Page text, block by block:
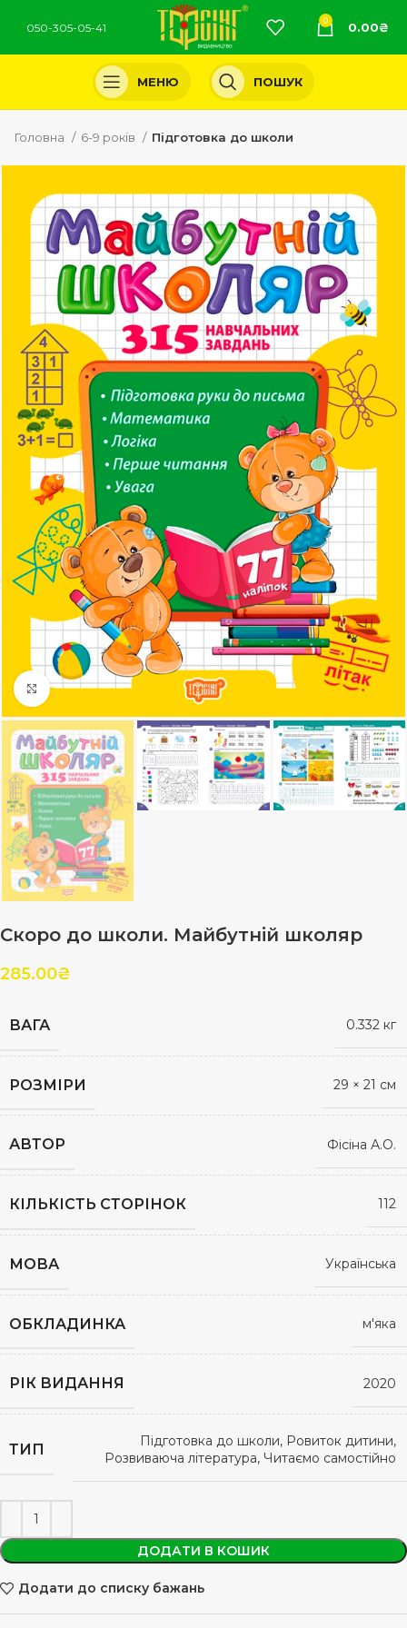
050-305-05-41
0 0.00₴
МЕНЮ ПОШУК
Головна 6-9 років Підготовка до школи
Клацніть, щоб збільшити
Скоро до школи. Майбутній школяр
285.00₴
ВАГА 0.332 кг
РОЗМІРИ 29 × 21 см
АВТОР Фісіна А.О.
КІЛЬКІСТЬ СТОРІНОК 112
МОВА Українська
ОБКЛАДИНКА м'яка
РІК ВИДАННЯ 2020
ТИП
Підготовка до школи, Ровиток дитини,
Розвиваюча література, Читаємо самостійно
ДОДАТИ В КОШИК
Додати до списку бажань